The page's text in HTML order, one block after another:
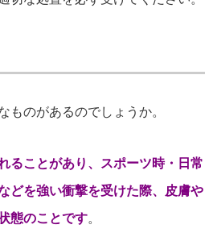
ものがあるのでしょうか。
ることがあり、スポーツ時・日常
どを強い衝撃を受けた際、皮膚や
態のことです。